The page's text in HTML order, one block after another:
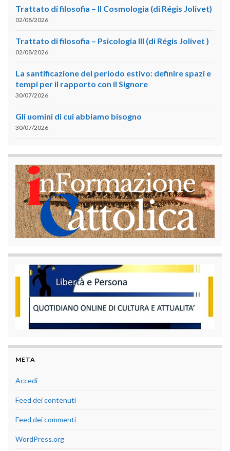
Trattato di filosofia – II Cosmologia (di Régis Jolivet)
02/08/2026
Trattato di filosofia – Psicologia III (di Régis Jolivet )
02/08/2026
La santificazione del periodo estivo: definire spazi e
tempi per il rapporto con il Signore
30/07/2026
Gli uomini di cui abbiamo bisogno
30/07/2026
META
Accedi
Feed dei contenuti
Feed dei commenti
WordPress.org